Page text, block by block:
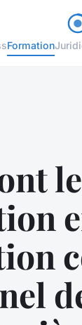
Formation